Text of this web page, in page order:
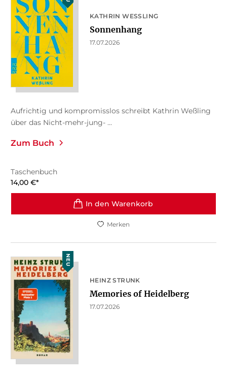
KATHRIN WESSLING
Sonnenhang
17.07.2026
Aufrichtig und kompromisslos schreibt Kathrin Weßling
über das Nicht-mehr-jung- ...
Zum Buch
Taschenbuch
14,00 €*
In den Warenkorb
Merken
NEU
HEINZ STRUNK
Memories of Heidelberg
17.07.2026